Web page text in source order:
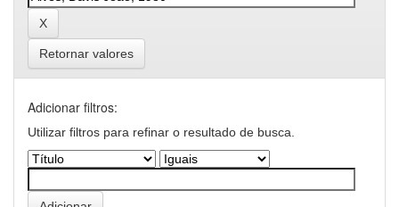
Retornar valores
Adicionar filtros:
Utilizar filtros para refinar o resultado de busca.